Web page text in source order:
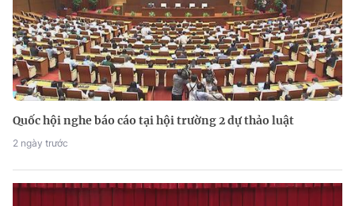
Quốc hội nghe báo cáo tại hội trường 2 dự thảo luật
2 ngày trước